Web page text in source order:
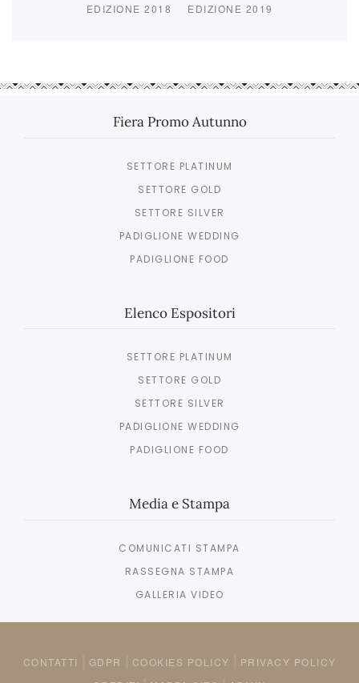
EDIZIONE 2018
EDIZIONE 2019
Fiera Promo Autunno
SETTORE PLATINUM
SETTORE GOLD
SETTORE SILVER
PADIGLIONE WEDDING
PADIGLIONE FOOD
Elenco Espositori
SETTORE PLATINUM
SETTORE GOLD
SETTORE SILVER
PADIGLIONE WEDDING
PADIGLIONE FOOD
Media e Stampa
COMUNICATI STAMPA
RASSEGNA STAMPA
GALLERIA VIDEO
CONTATTI GDPR COOKIES POLICY
PRIVACY POLICY